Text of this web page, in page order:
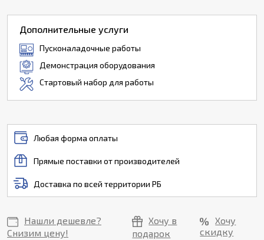
Дополнительные услуги
Пусконаладочные работы
Демонстрация оборудования
Стартовый набор для работы
Любая форма оплаты
Прямые поставки от производителей
Доставка по всей территории РБ
Нашли дешевле?
Снизим цену!
Хочу в
подарок
Хочу
скидку